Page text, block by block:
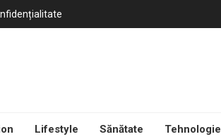
Lifestyle Sănătate Tehnologie